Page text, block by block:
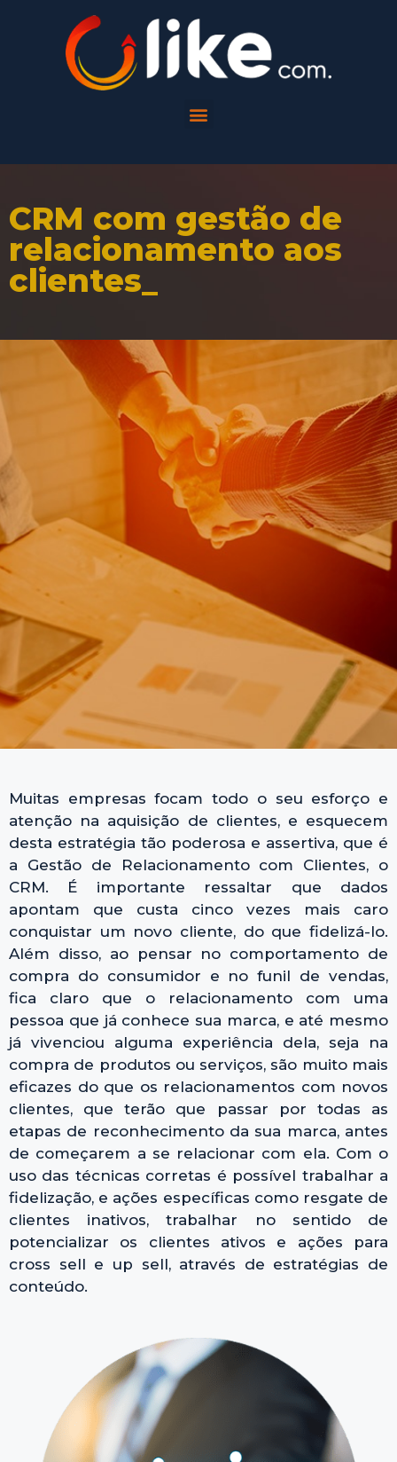
CRM com gestão de
relacionamento aos
clientes_
Muitas empresas focam todo o seu esforço e
atenção na aquisição de clientes, e esquecem
desta estratégia tão poderosa e assertiva, que é
a Gestão de Relacionamento com Clientes, o
CRM. É importante ressaltar que dados
apontam que custa cinco vezes mais caro
conquistar um novo cliente, do que fidelizá-lo.
Além disso, ao pensar no comportamento de
compra do consumidor e no funil de vendas,
fica claro que o relacionamento com uma
pessoa que já conhece sua marca, e até mesmo
já vivenciou alguma experiência dela, seja na
compra de produtos ou serviços, são muito mais
eficazes do que os relacionamentos com novos
clientes, que terão que passar por todas as
etapas de reconhecimento da sua marca, antes
de começarem a se relacionar com ela. Com o
uso das técnicas corretas é possível trabalhar a
fidelização, e ações específicas como resgate de
clientes inativos, trabalhar no sentido de
potencializar os clientes ativos e ações para
cross sell e up sell, através de estratégias de
conteúdo.